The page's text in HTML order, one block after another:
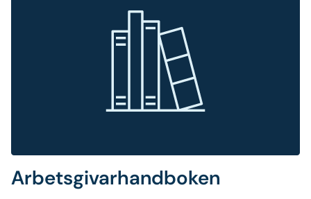
Arbetsgivarhandboken